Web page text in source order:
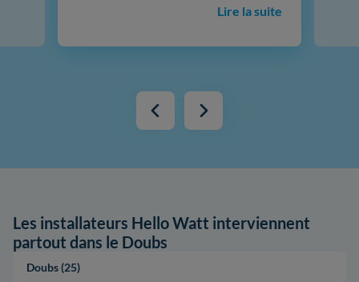
Lire la suite
Les installateurs Hello Watt interviennent
partout dans le Doubs
Doubs (25)